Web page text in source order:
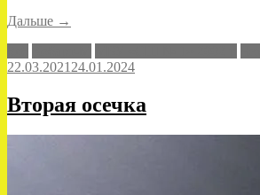
Дальше «Чемпионы!»
→
22.03.202124.01.2024
Вторая осечка